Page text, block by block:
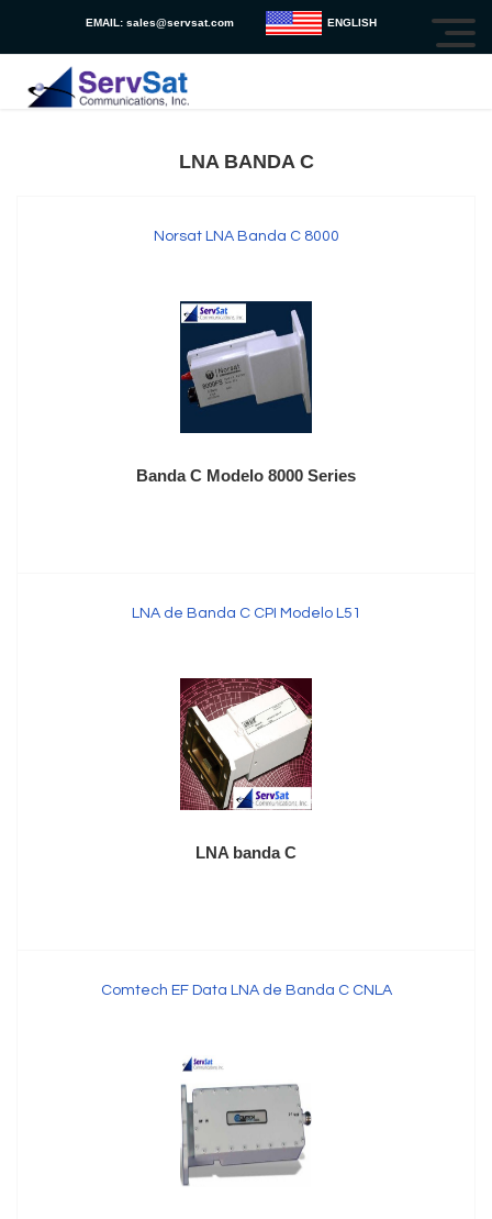
EMAIL: sales@servsat.com ENGLISH
LNA BANDA C
Norsat LNA Banda C 8000
Banda C Modelo 8000 Series
LNA de Banda C CPI Modelo L51
LNA banda C
Comtech EF Data LNA de Banda C CNLA